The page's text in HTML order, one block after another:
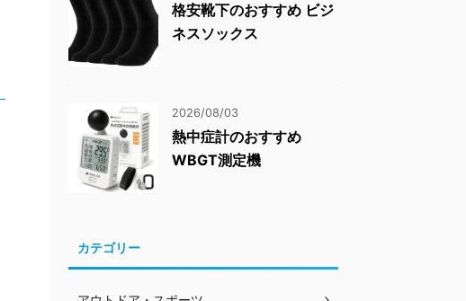
格安靴下のおすすめ ビジ
ネスソックス
2026/08/03
熱中症計のおすすめ
WBGT測定機
カテゴリー